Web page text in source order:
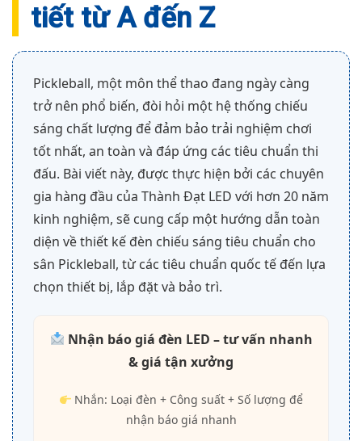
tiết từ A đến Z
Pickleball, một môn thể thao đang ngày càng
trở nên phổ biến, đòi hỏi một hệ thống chiếu
sáng chất lượng để đảm bảo trải nghiệm chơi
tốt nhất, an toàn và đáp ứng các tiêu chuẩn thi
đấu. Bài viết này, được thực hiện bởi các chuyên
gia hàng đầu của Thành Đạt LED với hơn 20 năm
kinh nghiệm, sẽ cung cấp một hướng dẫn toàn
diện về thiết kế đèn chiếu sáng tiêu chuẩn cho
sân Pickleball, từ các tiêu chuẩn quốc tế đến lựa
chọn thiết bị, lắp đặt và bảo trì.
Nhận báo giá đèn LED – tư vấn nhanh
& giá tận xưởng
Nhắn: Loại đèn + Công suất + Số lượng để
nhận báo giá nhanh